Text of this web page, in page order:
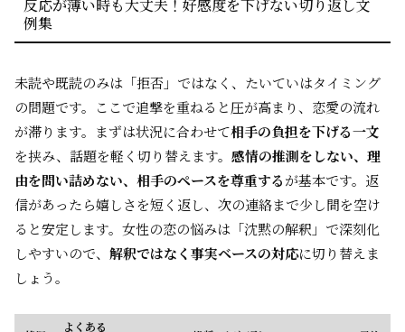
反応が薄い時も大丈夫！好感度を下げない切り返し文
例集
未読や既読のみは「拒否」ではなく、たいていはタイミング
の問題です。ここで追撃を重ねると圧が高まり、恋愛の流れ
が滞ります。まずは状況に合わせて相手の負担を下げる一文
を挟み、話題を軽く切り替えます。 感情の推測をしない、理
由を問い詰めない、相手のペースを尊重するが基本です。返
信があったら嬉しさを短く返し、次の連絡まで少し間を空け
ると安定します。女性の恋の悩みは「沈黙の解釈」で深刻化
しやすいので、 解釈ではなく事実ベースの対応に切り替えま
しょう。
よくある